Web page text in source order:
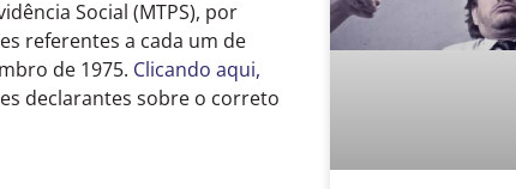
Social (MTPS), por
referentes a cada um de
de 1975. Clicando aqui,
declarantes sobre o correto